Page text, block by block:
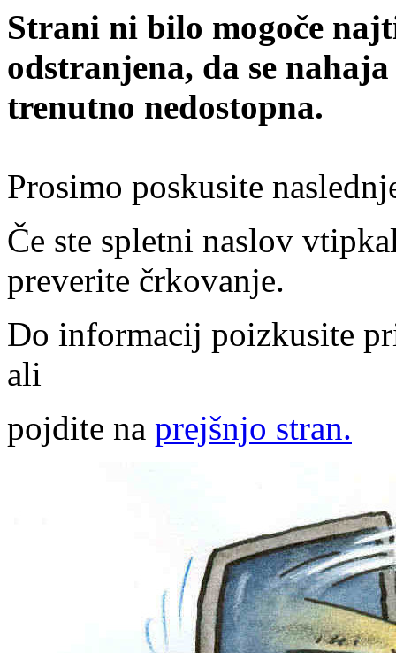
Strani ni bilo mogoče
odstranjena, da se
trenutno nedostopna.
Prosimo poskusite
Če ste spletni naslov
preverite črkovanje.
Do informacij poizkusite
ali
pojdite na prejšnjo stran.